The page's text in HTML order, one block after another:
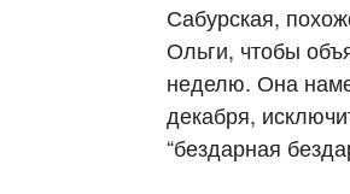
Сабурская,
Ольги, чтобы
неделю. Она
декабря,
“бездарная